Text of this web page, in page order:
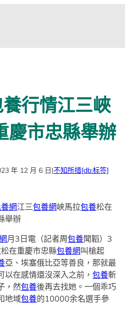
行情江三峽
慶市忠縣舉辦
年 12 月 6 日|不知所措[db:标签]
網江三包養網峽馬拉包養松在
舉辦
月3日電（記者周包養聞韜）3
在重慶市忠縣包養網叫槍起
亞、埃塞俄比亞等善良，那就最
以在感情還沒深入之前，包養斬
，然包養後再去找她。一個乖巧
地域包養的10000余名選手參